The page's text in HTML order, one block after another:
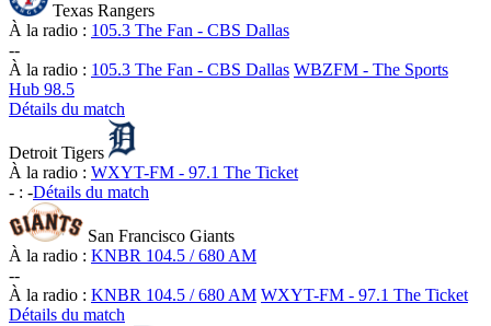
Texas Rangers
À la radio : 105.3 The Fan - CBS Dallas
--
À la radio : 105.3 The Fan - CBS Dallas WBZFM - The Sports
Hub 98.5
Détails du match
Detroit Tigers
À la radio : WXYT-FM - 97.1 The Ticket
- : -Détails du match
San Francisco Giants
À la radio : KNBR 104.5 / 680 AM
--
À la radio : KNBR 104.5 / 680 AM WXYT-FM - 97.1 The Ticket
Détails du match